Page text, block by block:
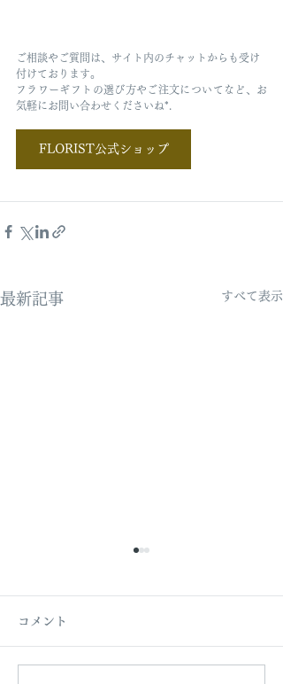
ご相談やご質問は、サイト内のチャットからも受け
付けております。
フラワーギフトの選び方やご注文についてなど、お
気軽にお問い合わせくださいね*.
FLORIST公式ショップ
最新記事 すべて表示
コメント